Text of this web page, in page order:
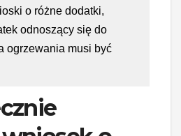
o różne dodatki,
odnoszący się do
ogrzewania musi być